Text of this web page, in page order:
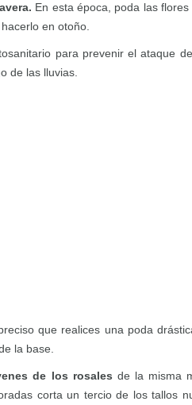
En esta época, poda las
en otoño.
para prevenir el ataque
de las lluvias.
que realices una poda
la base.
de los rosales de la misma
corta un tercio de los tallos